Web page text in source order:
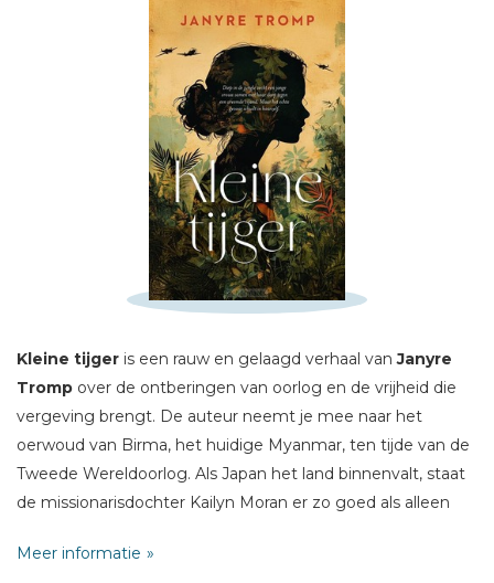
Kleine tijger is een rauw en gelaagd verhaal vanJanyre
Tromp over de ontberingen van oorlog en de vrijheid die
vergeving brengt. De auteur neemt je mee naar het
oerwoud van Birma, het huidige Myanmar, ten tijde van de
Tweede Wereldoorlog. Als Japan het land binnenvalt, staat
de missionarisdochter Kailyn Moran er zo goed als alleen
haar enige metgezel is Ryan James, de onervaren leerling
Meer informatie
Schrijf hieronder je review!
E-mail *
Titel *
Bericht *